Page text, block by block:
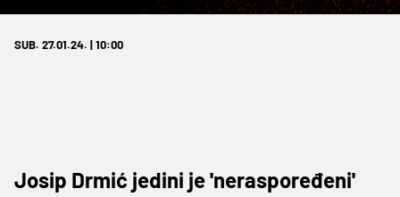
SUB. 27.01.24. | 10:00
Josip Drmić jedini je 'neraspoređeni'